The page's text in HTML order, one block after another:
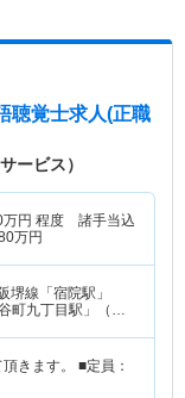
聴覚士求人(正職
ービス）
万円 程度 諸手当込
万円
堺線「宿院駅」
町九丁目駅」（徒
。 ■定員：